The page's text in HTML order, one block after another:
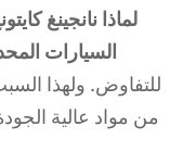
لماذا نانجينغ
السيارات
للتفاوض. ولهذا
من مواد عالية